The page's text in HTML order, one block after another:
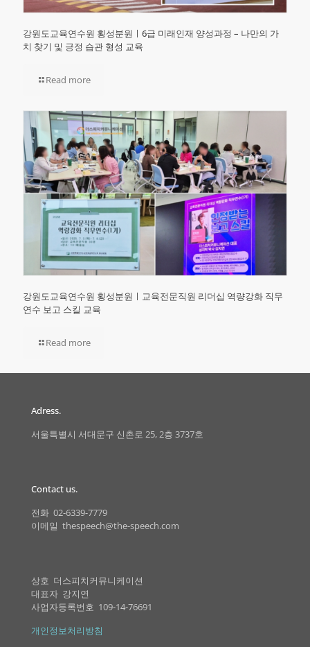
강원도교육연수원 횡성분원ㅣ6급 미래인재 양성과정 – 나만의 가
치 찾기 및 긍정 습관 형성 교육
Read more
강원도교육연수원 횡성분원ㅣ교육전문직원 리더십 역량강화 직무
연수 보고 스킬 교육
Read more
Adress.
서울특별시 서대문구 신촌로 25, 2층 3737호
Contact us.
전화 02-6339-7779
이메일 thespeech@the-speech.com
상호 더스피치커뮤니케이션
대표자 강지연
사업자등록번호 109-14-76691
개인정보처리방침